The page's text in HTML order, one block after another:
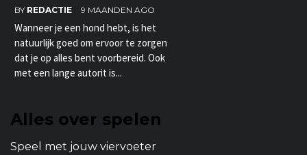
BY REDACTIE 9 MAANDEN AGO
Wanneer je een hond hebt, is het
natuurlijk goed om ervoor te zorgen
dat je op alles bent voorbereid. Ook
met een lange autorit is...
Alles over spelen
Speel met jouw viervoeter